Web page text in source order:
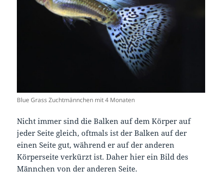
Blue Grass Zuchtmännchen mit 4 Monaten
Nicht immer sind die Balken auf dem Körper auf
jeder Seite gleich, oftmals ist der Balken auf der
einen Seite gut, während er auf der anderen
Körperseite verkürzt ist. Daher hier ein Bild des
Männchen von der anderen Seite.